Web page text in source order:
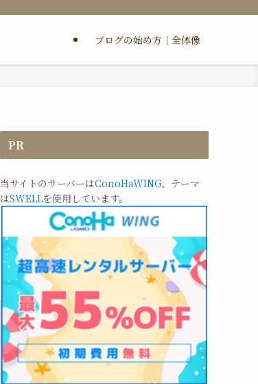
ブログの始め方｜全体像
PR
当サイトのサーバーはConoHaWING、テーマ
はSWELLを使用しています。